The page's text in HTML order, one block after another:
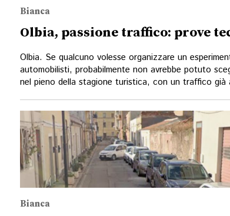
Bianca
Olbia, passione traffico: prove
Olbia. Se qualcuno volesse organizzare un
automobilisti, probabilmente non avrebbe potuto
nel pieno della stagione turistica, con un traffico già
Bianca